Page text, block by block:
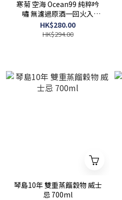
寒菊 空海 Ocean99 純粹吟
嘯 無濾過原酒一回火入
720ml
HK$280.00
HK$294.00
琴島10年 雙重蒸餾穀物 威士
忌 700ml